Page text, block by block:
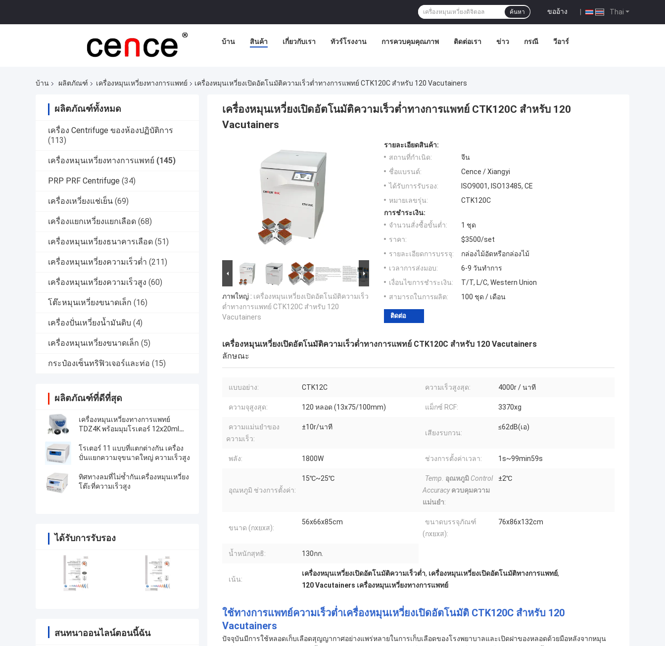
Thai
ขออ้าง |
ค้นหา
บ้าน สินค้า เกี่ยวกับเรา ทัวร์โรงงาน การควบคุมคุณภาพ ติดต่อเรา ข่าว กรณี วีอาร์
บ้าน ผลิตภัณฑ์ เครื่องหมุนเหวี่ยงทางการแพทย์ เครื่องหมุนเหวี่ยงเปิดอัตโนมัติความเร็วต่ำทางการแพทย์ CTK120C สำหรับ 120 Vacutainers
ผลิตภัณฑ์ทั้งหมด
เครื่อง Centrifuge ของห้องปฏิบัติการ
(113)
เครื่องหมุนเหวี่ยงทางการแพทย์ (145)
PRP PRF Centrifuge (34)
เครื่องเหวี่ยงแช่เย็น (69)
เครื่องแยกเหวี่ยงแยกเลือด (68)
เครื่องหมุนเหวี่ยงธนาคารเลือด (51)
เครื่องหมุนเหวี่ยงความเร็วต่ำ (211)
เครื่องหมุนเหวี่ยงความเร็วสูง (60)
โต๊ะหมุนเหวี่ยงขนาดเล็ก (16)
เครื่องปั่นเหวี่ยงน้ำมันดิบ (4)
เครื่องหมุนเหวี่ยงขนาดเล็ก (5)
กระป๋องเซ็นทริฟิวเจอร์และท่อ (15)
ผลิตภัณฑ์ที่ดีที่สุด
เครื่องหมุนเหวี่ยงทางการแพทย์
TDZ4K พร้อมมุมโรเตอร์ 12x20ml
โรเตอร์ 11 แบบที่แตกต่างกัน เครื่อง
ปั่นแยกความจุขนาดใหญ่ ความเร็วสูง
ทิศทางลมที่ไม่ซ้ำกันเครื่องหมุนเหวี่ยง
โต๊ะที่ความเร็วสูง
ได้รับการรับรอง
สนทนาออนไลน์ตอนนี้ฉัน
เครื่องหมุนเหวี่ยงเปิดอัตโนมัติความเร็วต่ำทางการแพทย์ CTK120C สำหรับ 120
Vacutainers
ภาพใหญ่ : เครื่องหมุนเหวี่ยงเปิดอัตโนมัติความเร็ว
ต่ำทางการแพทย์ CTK120C สำหรับ 120
Vacutainers
รายละเอียดสินค้า:
สถานที่กำเนิด:
จีน
ชื่อแบรนด์:
Cence / Xiangyi
ได้รับการรับรอง:
ISO9001, ISO13485, CE
หมายเลขรุ่น:
CTK120C
การชำระเงิน:
จำนวนสั่งซื้อขั้นต่ำ:
1 ชุด
ราคา:
$3500/set
รายละเอียดการบรรจุ:
กล่องไม้อัดหรือกล่องไม้
เวลาการส่งมอบ:
6-9 วันทำการ
เงื่อนไขการชำระเงิน:
T/T, L/C, Western Union
สามารถในการผลิต:
100 ชุด / เดือน
ติดต่อ
เครื่องหมุนเหวี่ยงเปิดอัตโนมัติความเร็วต่ำทางการแพทย์ CTK120C สำหรับ 120 Vacutainers
ลักษณะ
แบบอย่าง: CTK12C ความเร็วสูงสุด: 4000r / นาที
ความจุสูงสุด: 120 หลอด (13x75/100mm) แม็กซ์ RCF: 3370xg
ความแม่นยำของ
ความเร็ว:
±10r/นาที
เสียงรบกวน:
≤62dB(เอ)
พลัง: 1800W ช่วงการตั้งค่าเวลา: 1s~99min59s
อุณหภูมิ ช่วงการตั้งค่า:
15℃~25℃ Temp. อุณหภูมิ Control
Accuracy ควบคุมความ
แม่นยำ:
±2℃
ขนาด (กxยxส):
56x66x85cm
ขนาดบรรจุภัณฑ์
(กxยxส):
76x86x132cm
น้ำหนักสุทธิ: 130กก.
เน้น:
เครื่องหมุนเหวี่ยงเปิดอัตโนมัติความเร็วต่ำ, เครื่องหมุนเหวี่ยงเปิดอัตโนมัติทางการแพทย์,
120 Vacutainers เครื่องหมุนเหวี่ยงทางการแพทย์
ใช้ทางการแพทย์ความเร็วต่ำเครื่องหมุนเหวี่ยงเปิดอัตโนมัติ CTK120C สำหรับ 120
Vacutainers
ปัจจุบันมีการใช้หลอดเก็บเลือดสุญญากาศอย่างแพร่หลายในการเก็บเลือดของโรงพยาบาลและเปิดฝาของหลอดด้วยมือหลังจากหมุน